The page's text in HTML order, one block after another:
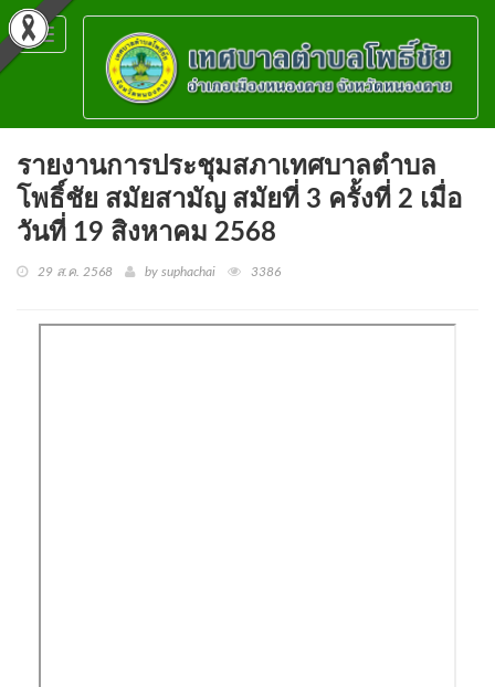
Toggle
navigation
รายงานการประชุมสภาเทศบาลตำบล
โพธิ์ชัย สมัยสามัญ สมัยที่ 3 ครั้งที่ 2 เมื่อ
วันที่ 19 สิงหาคม 2568
29 ส.ค. 2568 by suphachai 3386